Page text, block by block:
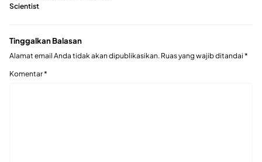
Scientist
Tinggalkan Balasan
Alamat email Anda tidak akan dipublikasikan. Ruas yang wajib ditandai *
Komentar*